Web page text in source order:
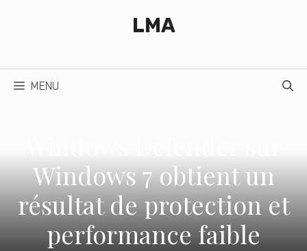
LMA
MENU
Windows 7 obtient un
résultat de protection et
performance faible